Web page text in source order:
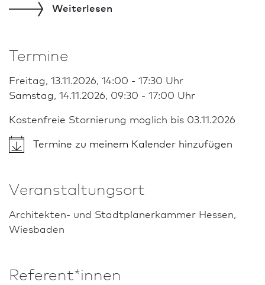
Weiterlesen
Termine
Freitag, 13.11.2026, 14:00 - 17:30 Uhr
Samstag, 14.11.2026, 09:30 - 17:00 Uhr
Kostenfreie Stornierung möglich bis 03.11.2026
Termine zu meinem Kalender hinzufügen
Veranstaltungsort
Architekten- und Stadt­planer­kammer Hessen,
Wies­ba­den
Referent*innen